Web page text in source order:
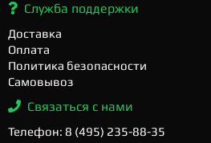
Служба поддержки
Доставка
Оплата
Политика безопасности
Самовывоз
Связаться с нами
Телефон: 8 (495) 235-88-35